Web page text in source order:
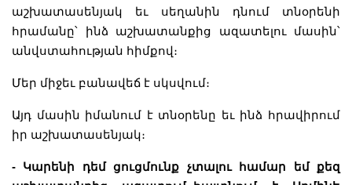
աշխատասենյակ եւ սեղանին դնում տնօրենի
հրամանը՝ ինձ աշխատանքից ազատելու մասին՝
անվստահության հիմքով։
Մեր միջեւ բանավեճ է սկսվում։
Այդ մասին իմանում է տնօրենը եւ ինձ հրավիրում
իր աշխատասենյակ։
- Կարենի դեմ ցուցմունք չտալու համար եմ քեզ